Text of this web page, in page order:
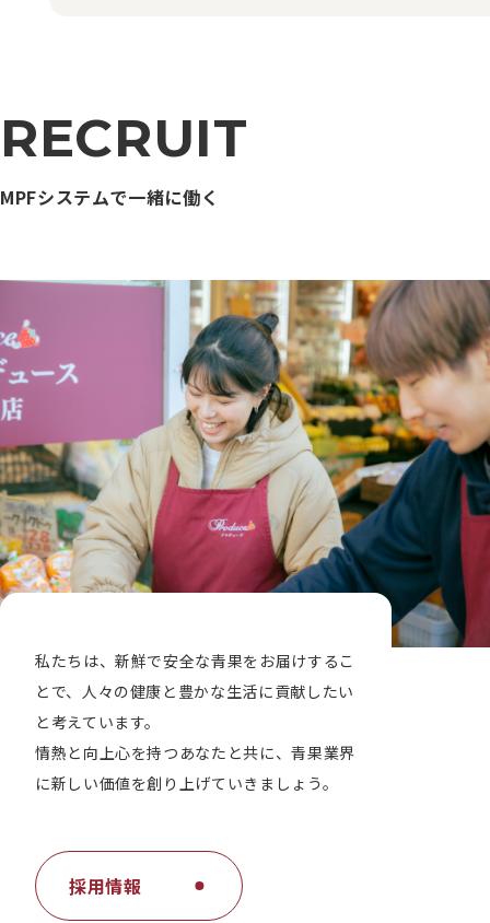
RECRUIT
MPFシステムで一緒に働く
私たちは、新鮮で安全な青果をお届けするこ
とで、人々の健康と豊かな生活に貢献したい
と考えています。
情熱と向上心を持つあなたと共に、青果業界
に新しい価値を創り上げていきましょう。
採用情報